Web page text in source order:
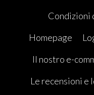
Condizioni
Homepage
Il nostro e-
Le recensioni